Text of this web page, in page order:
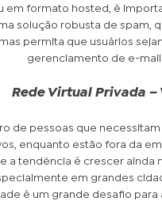
em formato hosted, é
solução robusta de spam,
permita que usuários
gerenciamento de e-
Rede Virtual Privada –
de pessoas que
enquanto estão fora da
a tendência é crescer ainda
em grandes
é um grande desafio para